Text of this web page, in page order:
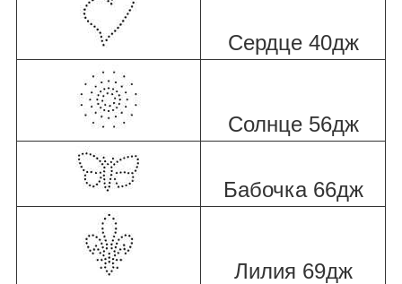
Сердце 40дж
Солнце 56дж
Бабочка 66дж
Лилия 69дж